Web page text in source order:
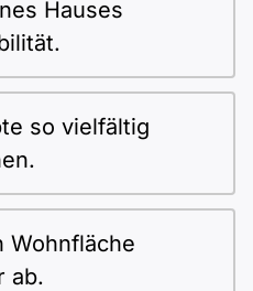
Hauses
so vielfältig
Wohnfläche
ab.